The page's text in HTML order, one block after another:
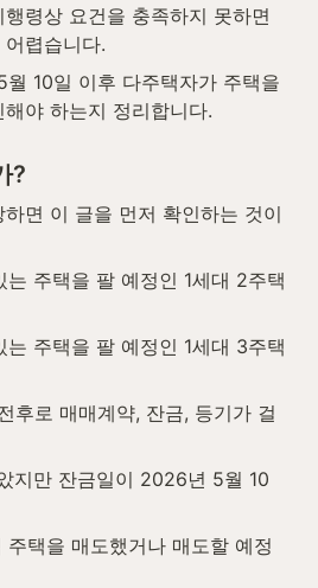
령상 요건을 충족하지 못하면
렵습니다.
10일 이후 다주택자가 주택을
야 하는지 정리합니다.
?
면 이 글을 먼저 확인하는 것이
는 주택을 팔 예정인 1세대 2주택
는 주택을 팔 예정인 1세대 3주택
후로 매매계약, 잔금, 등기가 걸
지만 잔금일이 2026년 5월 10
주택을 매도했거나 매도할 예정